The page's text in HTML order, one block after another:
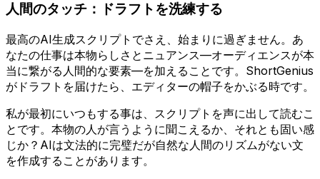
人間のタッチ：ドラフトを洗練する
最高のAI生成スクリプトでさえ、始まりに過ぎません。あ
なたの仕事は本物らしさとニュアンス—オーディエンスが本
当に繋がる人間的な要素—を加えることです。ShortGenius
がドラフトを届けたら、エディターの帽子をかぶる時です。
私が最初にいつもする事は、スクリプトを声に出して読むこ
とです。本物の人が言うように聞こえるか、それとも固い感
じか？AIは文法的に完璧だが自然な人間のリズムがない文
を作成することがあります。